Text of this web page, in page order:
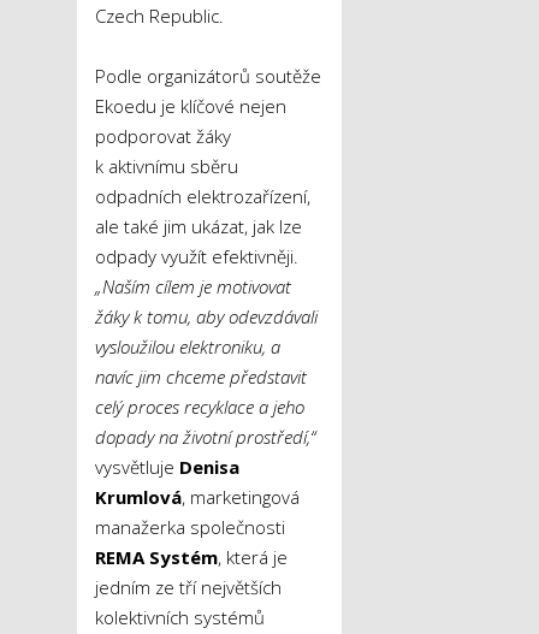
Czech Republic.
Podle organizátorů soutěže
Ekoedu je klíčové nejen
podporovat žáky
k aktivnímu sběru
odpadních elektrozařízení,
ale také jim ukázat, jak lze
odpady využít efektivněji.
„Naším cílem je motivovat
žáky k tomu, aby odevzdávali
vysloužilou elektroniku, a
navíc jim chceme představit
celý proces recyklace a jeho
dopady na životní prostředí,“
vysvětluje Denisa
Krumlová, marketingová
manažerka společnosti
REMA Systém, která je
jedním ze tří největších
kolektivních systémů